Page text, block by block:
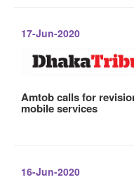
17-Jun-2020
Amtob calls for
mobile services
16-Jun-2020